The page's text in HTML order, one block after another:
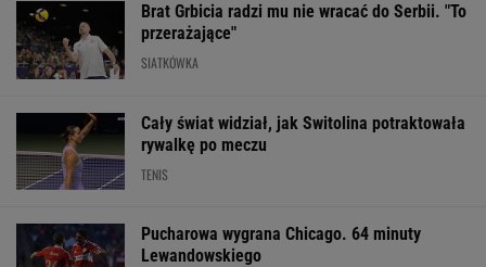
Brat Grbicia radzi mu nie wracać do Serbii. "To
przerażające"
SIATKÓWKA
Cały świat widział, jak Switolina potraktowała
rywalkę po meczu
TENIS
Pucharowa wygrana Chicago. 64 minuty
Lewandowskiego